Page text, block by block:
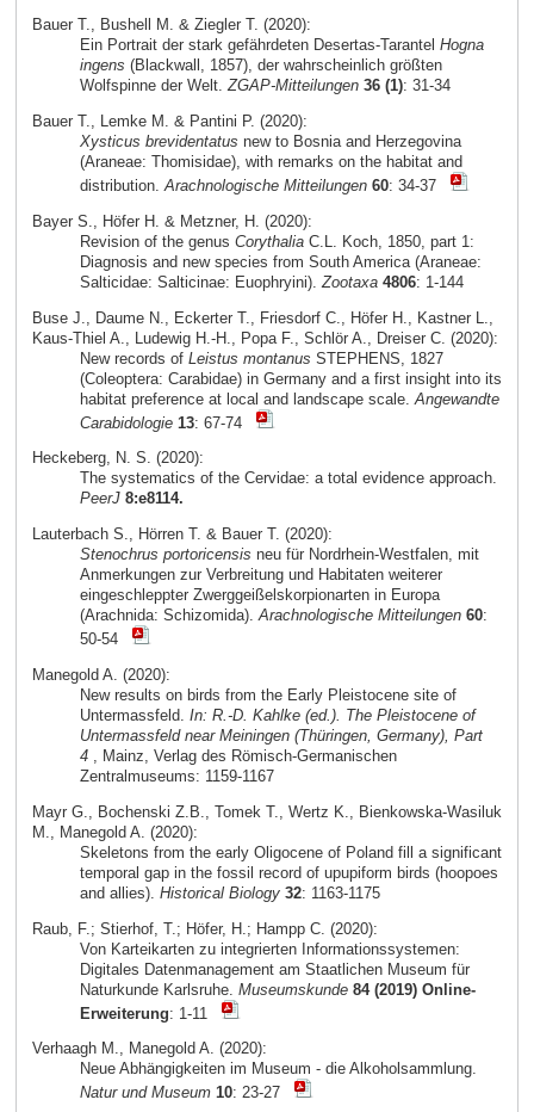
Bauer T., Bushell M. & Ziegler T. (2020):
Ein Portrait der stark gefährdeten Desertas-Tarantel Hogna
ingens (Blackwall, 1857), der wahrscheinlich größten
Wolfspinne der Welt.ZGAP-Mitteilungen 36 (1): 31-34
Bauer T., Lemke M. & Pantini P. (2020):
Xysticus brevidentatus new to Bosnia and Herzegovina
(Araneae: Thomisidae), with remarks on the habitat and
distribution.Arachnologische Mitteilungen 60: 34-37
Bayer S., Höfer H. & Metzner, H. (2020):
Revision of the genus CorythaliaC.L. Koch, 1850, part 1:
Diagnosis and new species from South America (Araneae:
Salticidae: Salticinae: Euophryini). Zootaxa 4806: 1-144
Buse J., Daume N., Eckerter T., Friesdorf C., Höfer H., Kastner L.,
Kaus-Thiel A., Ludewig H.-H., Popa F., Schlör A., Dreiser C. (2020):
New records of Leistus montanus STEPHENS, 1827
(Coleoptera: Carabidae) in Germany and a first insight into its
habitat preference at local and landscape scale. Angewandte
Carabidologie 13: 67-74
Heckeberg, N. S. (2020):
The systematics of the Cervidae: a total evidence approach.
PeerJ 8:e8114.
Lauterbach S., Hörren T. & Bauer T. (2020):
Stenochrus portoricensis neu für Nordrhein-Westfalen, mit
Anmerkungen zur Verbreitung und Habitaten weiterer
eingeschleppter Zwerggeißelskorpionarten in Europa
(Arachnida: Schizomida).Arachnologische Mitteilungen 60:
50-54
Manegold A. (2020):
New results on birds from the Early Pleistocene site of
Untermassfeld. In: R.-D. Kahlke (ed.). The Pleistocene of
Untermassfeld near Meiningen (Thüringen, Germany), Part
4, Mainz, Verlag des Römisch-Germanischen
Zentralmuseums: 1159-1167
Mayr G., Bochenski Z.B., Tomek T., Wertz K., Bienkowska-Wasiluk
M., Manegold A. (2020):
Skeletons from the early Oligocene of Poland fill a significant
temporal gap in the fossil record of upupiform birds (hoopoes
and allies). Historical Biology 32: 1163-1175
Raub, F.; Stierhof, T.; Höfer, H.; Hampp C. (2020):
Von Karteikarten zu integrierten Informationssystemen:
Digitales Datenmanagement am Staatlichen Museum für
Naturkunde Karlsruhe. Museumskunde 84 (2019) Online-
Erweiterung: 1-11
Verhaagh M., Manegold A. (2020):
Neue Abhängigkeiten im Museum - die Alkoholsammlung.
Natur und Museum 10: 23-27